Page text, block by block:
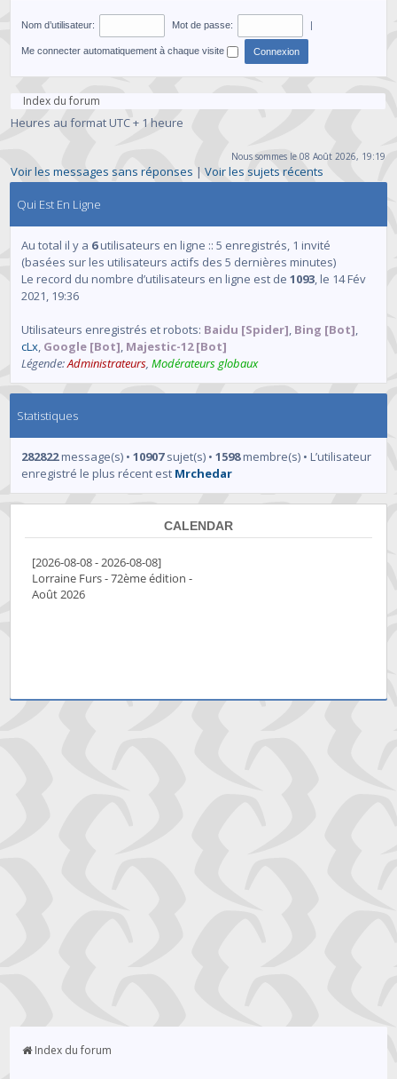
Nom d’utilisateur: Mot de passe: |
Me connecter automatiquement à chaque visite
Index du forum
Heures au format UTC + 1 heure
Nous sommes le 08 Août 2026, 19:19
Voir les messages sans réponses |Voir les sujets récents
Qui Est En Ligne
Au total il y a 6utilisateurs en ligne :: 5 enregistrés, 1 invité
(basées sur les utilisateurs actifs des 5 dernières minutes)
Le record du nombre d’utilisateurs en ligne est de1093, le 14 Fév
2021, 19:36
Utilisateurs enregistrés et robots: Baidu [Spider], Bing [Bot],
cLx, Google [Bot], Majestic-12 [Bot]
Légende:Administrateurs,Modérateurs globaux
Statistiques
282822message(s) •10907sujet(s) •1598membre(s) • L’utilisateur
enregistré le plus récent est Mrchedar
CALENDAR
Index du forum